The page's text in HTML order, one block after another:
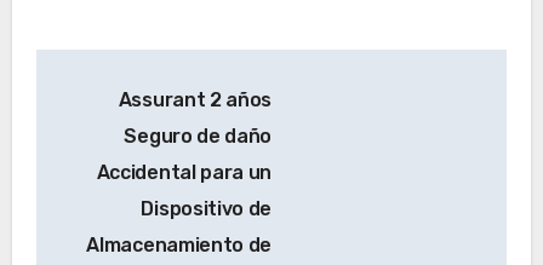
entradas
Assurant 2 años
Seguro de daño
Accidental para un
Dispositivo de
Almacenamiento de